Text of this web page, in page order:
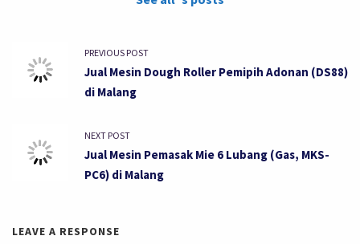
PREVIOUS POST
Jual Mesin Dough Roller Pemipih Adonan (DS88)
di Malang
NEXT POST
Jual Mesin Pemasak Mie 6 Lubang (Gas, MKS-
PC6) di Malang
LEAVE A RESPONSE